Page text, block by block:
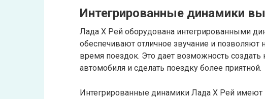
Интегрированные динамики
Лада Х Рей оборудована интегрированными
обеспечивают отличное звучание и
время поездок. Это дает возможность
автомобиля и сделать поездку более приятной.
Интегрированные динамики Лада Х Рей имеют